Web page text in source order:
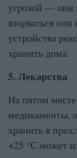
угрозой — они
взорваться
устройства
хранить дома.
5. Лекарства
На пятом
медикаменты,
хранить в
+25 °C может